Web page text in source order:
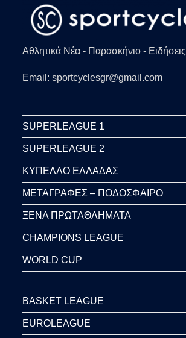
Αθλητικά Νέα - Παρασκήνιο - Ειδήσεις
Email: sportcyclesgr@gmail.com
SUPERLEAGUE 1
SUPERLEAGUE 2
ΚΥΠΕΛΛΟ ΕΛΛΑΔΑΣ
ΜΕΤΑΓΡΑΦΕΣ – ΠΟΔΟΣΦΑΙΡΟ
ΞΕΝΑ ΠΡΩΤΑΘΛΗΜΑΤΑ
CHAMPIONS LEAGUE
WORLD CUP
BASKET LEAGUE
EUROLEAGUE